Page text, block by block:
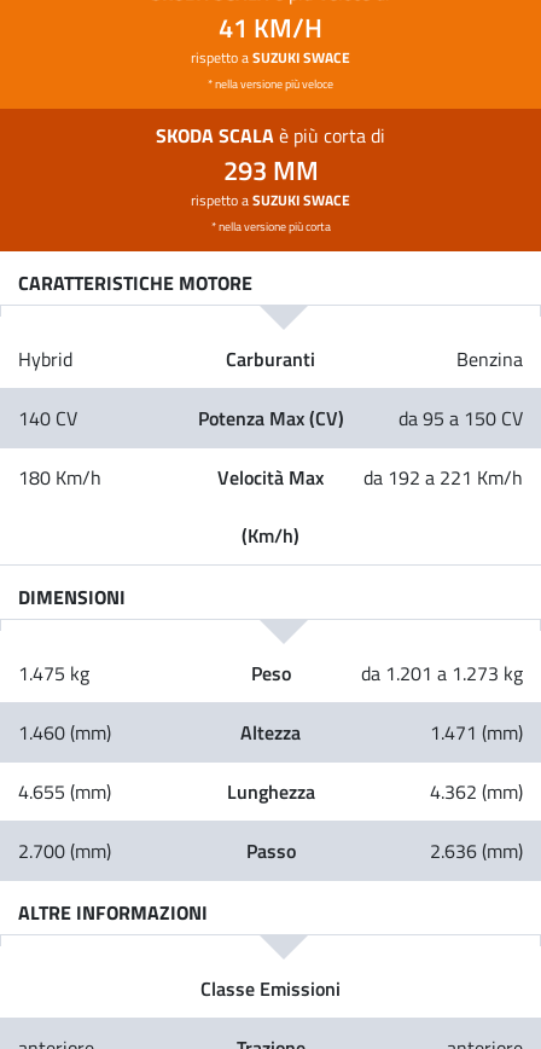
41 KM/H
rispetto aSUZUKI SWACE
* nella versione più veloce
SKODA SCALAè più corta di
293 MM
rispetto aSUZUKI SWACE
* nella versione più corta
CARATTERISTICHE MOTORE
Hybrid Carburanti Benzina
140 CV Potenza Max (CV) da 95 a 150 CV
180 Km/h Velocità Max
(Km/h)
da 192 a 221 Km/h
DIMENSIONI
1.475 kg Peso da 1.201 a 1.273 kg
1.460 (mm) Altezza 1.471 (mm)
4.655 (mm) Lunghezza 4.362 (mm)
2.700 (mm) Passo 2.636 (mm)
ALTRE INFORMAZIONI
Classe Emissioni